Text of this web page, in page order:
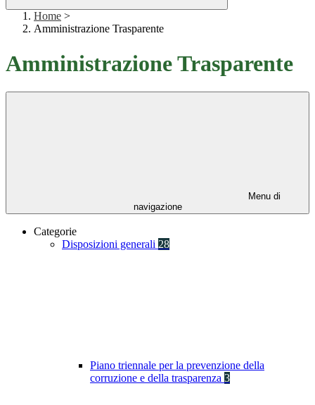
Home >
Amministrazione Trasparente
Amministrazione Trasparente
Menu di
navigazione
Categorie
Disposizioni generali 28
Piano triennale per la prevenzione della
corruzione e della trasparenza 3